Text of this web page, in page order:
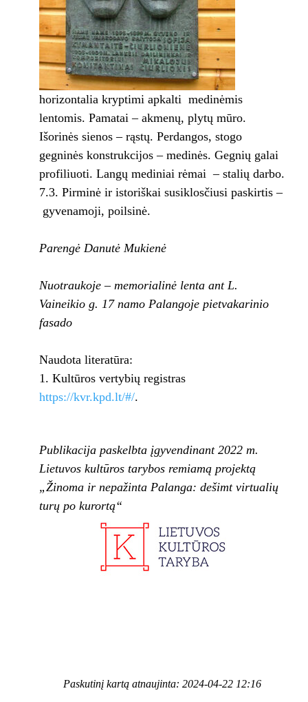
horizontalia kryptimi apkalti medinėmis
lentomis. Pamatai – akmenų, plytų mūro.
Išorinės sienos – rąstų. Perdangos, stogo
gegninės konstrukcijos – medinės. Gegnių galai
profiliuoti. Langų mediniai rėmai – stalių darbo.
7.3. Pirminė ir istoriškai susiklosčiusi paskirtis –
gyvenamoji, poilsinė.
Parengė Danutė Mukienė
Nuotraukoje – memorialinė lenta ant L.
Vaineikio g. 17 namo Palangoje pietvakarinio
fasado
Naudota literatūra:
Kultūros vertybių registras
https://kvr.kpd.lt/#/.
Publikacija paskelbta įgyvendinant 2022 m.
Lietuvos kultūros tarybos remiamą projektą
„Žinoma ir nepažinta Palanga: dešimt virtualių
turų po kurortą“
Paskutinį kartą atnaujinta: 2024-04-22 12:16